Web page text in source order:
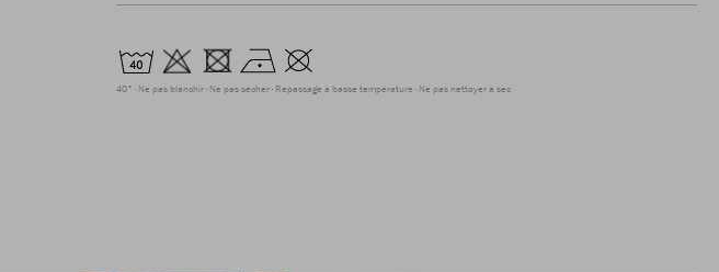
40° Ne pas blanchir Ne pas sécher Repassage à basse température Ne pas nettoyer à sec